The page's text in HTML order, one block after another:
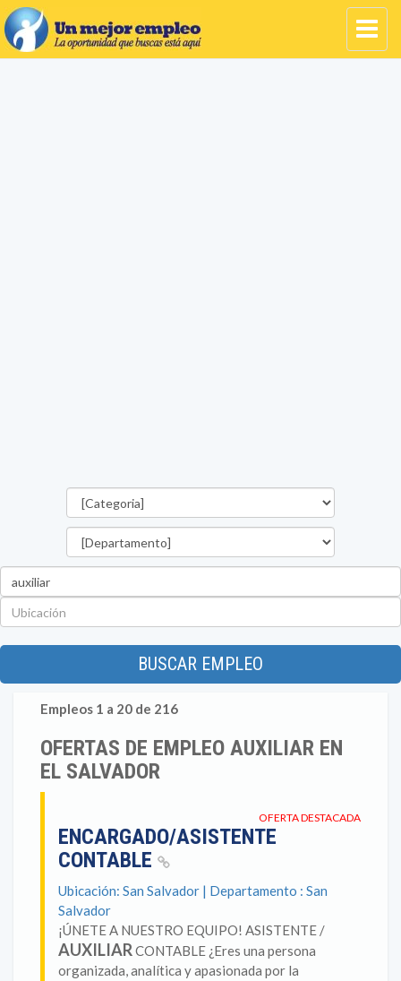
BUSCAR EMPLEO
Empleos 1 a 20 de 216
OFERTAS DE EMPLEO AUXILIAR EN
EL SALVADOR
OFERTA DESTACADA
ENCARGADO/ASISTENTE
CONTABLE
Ubicación: San Salvador | Departamento : San
Salvador
¡ÚNETE A NUESTRO EQUIPO! ASISTENTE /
AUXILIARCONTABLE ¿Eres una persona
organizada, analítica y apasionada por la